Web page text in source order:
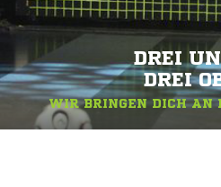
DREI
DREI
WIR BRINGEN DICH AN